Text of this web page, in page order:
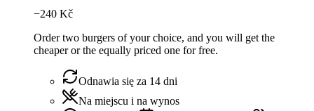
−240 Kč
Order two burgers of your choice, and you will get the
cheaper or the equally priced one for free.
Odnawia się za 14 dni
Na miejscu i na wynos